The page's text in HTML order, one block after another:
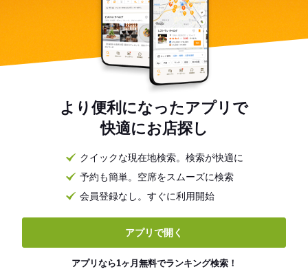
より便利になったアプリで
快適にお店探し
クイックな現在地検索。検索が快適に
予約も簡単。空席をスムーズに検索
会員登録なし。すぐに利用開始
アプリで開く
アプリなら1ヶ月無料でランキング検索！